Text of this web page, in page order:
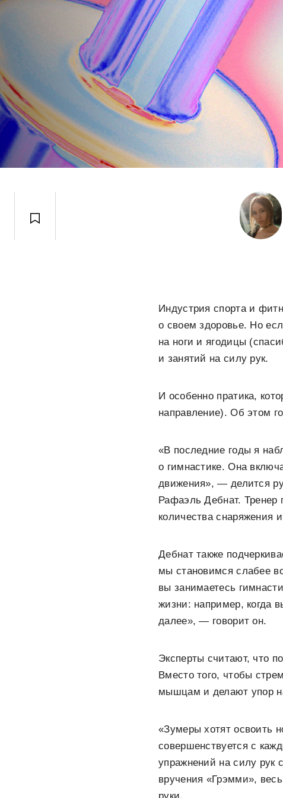
Индустрия спорта и
о своем здоровье. Но
на ноги и ягодицы
и занятий на силу рук.
И особенно пратика,
направление). Об этом
«В последние годы я
о гимнастике. Она
движения», — делится
Рафаэль Дебнат. Тренер
количества снаряжения
Дебнат также
мы становимся слабее
вы занимаетесь
жизни: например, когда
далее», — говорит он.
Эксперты считают, что
Вместо того, чтобы
мышцам и делают упор
«Зумеры хотят освоить
совершенствуется с
упражнений на силу рук
вручения «Грэмми»,